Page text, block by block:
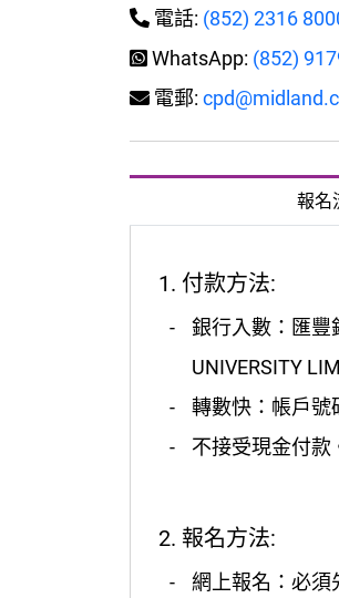
電話: (852) 2316
WhatsApp: (852)
電郵:
報名
1. 付款方法:
銀行入數：匯豐
UNIVERSITY
轉數快：帳戶號
不接受現金付款
2. 報名方法:
網上報名：必須